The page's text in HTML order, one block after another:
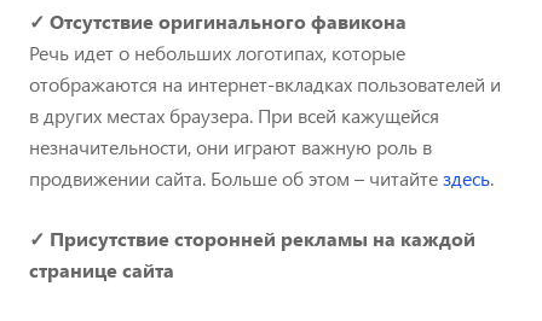
✓ Отсутствие оригинального фавикона
Речь идет о небольших логотипах, которые
отображаются на интернет-вкладках пользователей и
в других местах браузера. При всей кажущейся
незначительности, они играют важную роль в
продвижении сайта. Больше об этом – читайтездесь.
✓ Присутствие сторонней рекламы на каждой
странице сайта